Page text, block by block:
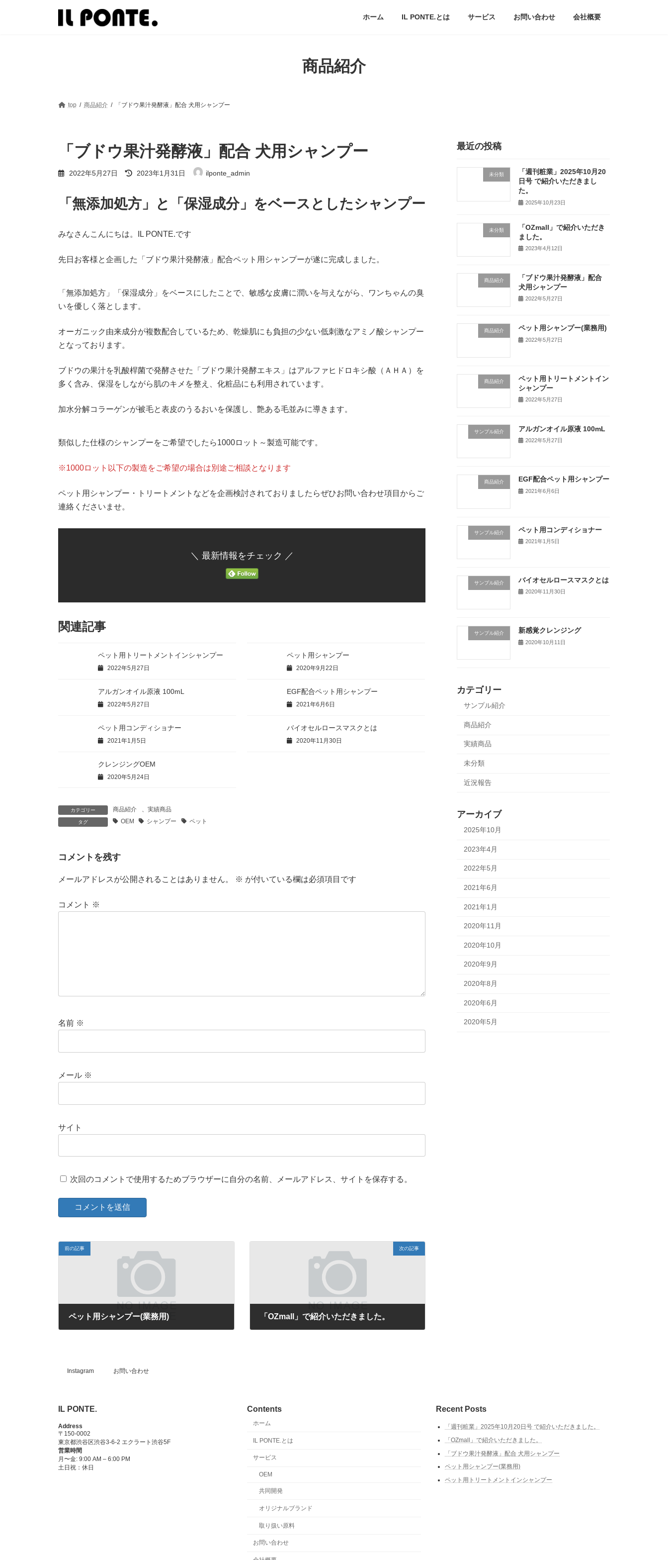
ホーム IL PONTE.とは サービス お問い合わせ 会社概要
商品紹介
top 商品紹介 「ブドウ果汁発酵液」配合 犬用シャンプー
「ブドウ果汁発酵液」配合 犬用シャンプー
2022年5月27日
最
終
日
2023年1月31日 ilponte_admin
「無添加処方」と「保湿成分」をベースとしたシャンプー
みなさんこんにちは。IL PONTE.です
先日お客様と企画した「ブドウ果汁発酵液」配合ペット用シャンプーが遂に完成しました。
「無添加処方」「保湿成分」をベースにしたことで、敏感な皮膚に潤いを与えながら、ワンちゃんの臭
いを優しく落とします。
オーガニック由来成分が複数配合しているため、乾燥肌にも負担の少ない低刺激なアミノ酸シャンプー
となっております。
ブドウの果汁を乳酸桿菌で発酵させた「ブドウ果汁発酵エキス」はアルファヒドロキシ酸（ＡＨＡ）を
多く含み、保湿をしながら肌のキメを整え、化粧品にも利用されています。
加水分解コラーゲンが被毛と表皮のうるおいを保護し、艶ある毛並みに導きます。
類似した仕様のシャンプーをご希望でしたら1000ロット～製造可能です。
※1000ロット以下の製造をご希望の場合は別途ご相談となります
ペット用シャンプー・トリートメントなどを企画検討されておりましたらぜひお問い合わせ項目からご
連絡くださいませ。
＼ 最新情報をチェック ／
関連記事
ペット用トリートメントインシャンプー
2022年5月27日
ペット用シャンプー
2020年9月22日
アルガンオイル原液 100mL
2022年5月27日
EGF配合ペット用シャンプー
2021年6月6日
ペット用コンディショナー
2021年1月5日
バイオセルロースマスクとは
2020年11月30日
クレンジングOEM
2020年5月24日
カテゴリー 商品紹介 、 実績商品
タグ OEM シャンプー ペット
コメントを残す
メールアドレスが公開されることはありません。 ※ が付いている欄は必須項目です
コメント ※
名前 ※
メール ※
サイト
次回のコメントで使用するためブラウザーに自分の名前、メールアドレス、サイトを保存する。
前の記事
ペット用シャンプー(業務用)
次の記事
「OZmall」で紹介いただきました。
最近の投稿
未分類
「週刊粧業」2025年10月20
日号 で紹介いただきまし
た。
2025年10月23日
未分類
「OZmall」で紹介いただき
ました。
2023年4月12日
商品紹介
「ブドウ果汁発酵液」配合
犬用シャンプー
2022年5月27日
商品紹介 ペット用シャンプー(業務用)
2022年5月27日
商品紹介
ペット用トリートメントイン
シャンプー
2022年5月27日
サンプル紹介 アルガンオイル原液 100mL
2022年5月27日
商品紹介 EGF配合ペット用シャンプー
2021年6月6日
サンプル紹介 ペット用コンディショナー
2021年1月5日
サンプル紹介 バイオセルロースマスクとは
2020年11月30日
サンプル紹介 新感覚クレンジング
2020年10月11日
カテゴリー
サンプル紹介
商品紹介
実績商品
未分類
近況報告
アーカイブ
2025年10月
2023年4月
2022年5月
2021年6月
2021年1月
2020年11月
2020年10月
2020年9月
2020年8月
2020年6月
2020年5月
Instagram お問い合わせ
IL PONTE.
Address
〒150-0002
東京都渋谷区渋谷3-6-2 エクラート渋谷5F
営業時間
月〜金: 9:00 AM – 6:00 PM
土日祝：休日
Contents
ホーム
IL PONTE.とは
サービス
OEM
共同開発
オリジナルブランド
取り扱い原料
お問い合わせ
Recent Posts
「週刊粧業」2025年10月20日号 で紹介いただきました。
「OZmall」で紹介いただきました。
「ブドウ果汁発酵液」配合 犬用シャンプー
ペット用シャンプー(業務用)
ペット用トリートメントインシャンプー